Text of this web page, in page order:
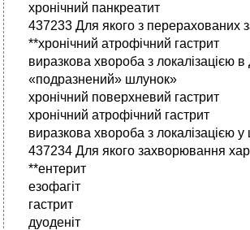
хронічний панкреатит
437233 Для якого з перерахованих
**хронічний атрофічний гастрит
виразкова хвороба з локалізацією
«подразнений» шлунок»
хронічний поверхневий гастрит
хронічний атрофічний гастрит
виразкова хвороба з локалізацією
437234 Для якого захворювання
**ентерит
езофагіт
гастрит
дуоденіт